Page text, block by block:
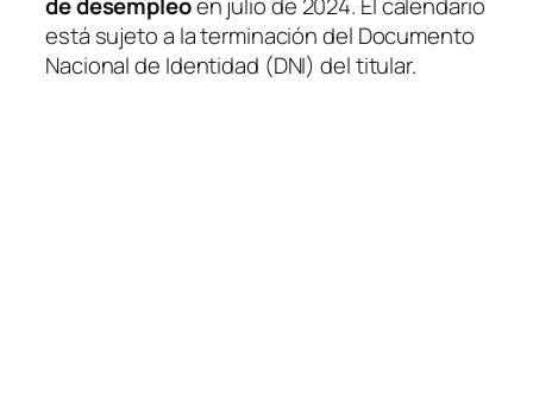
está sujeto a la terminación del Documento
Nacional de Identidad (DNI) del titular.